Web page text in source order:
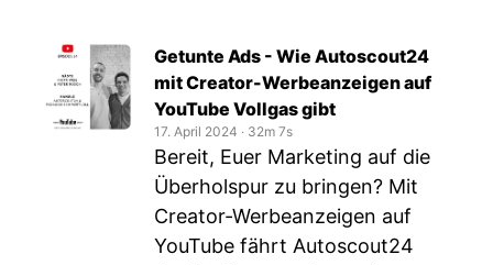
Getunte Ads - Wie Autoscout24
mit Creator-Werbeanzeigen auf
YouTube Vollgas gibt
17. April 2024 ‧ 32m 7s
Bereit, Euer Marketing auf die
Überholspur zu bringen? Mit
Creator-Werbeanzeigen auf
YouTube fährt Autoscout24